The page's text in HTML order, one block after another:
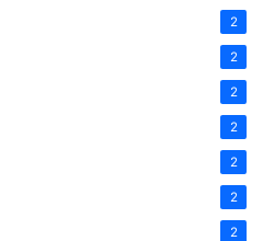
2
2
2
2
2
2
2